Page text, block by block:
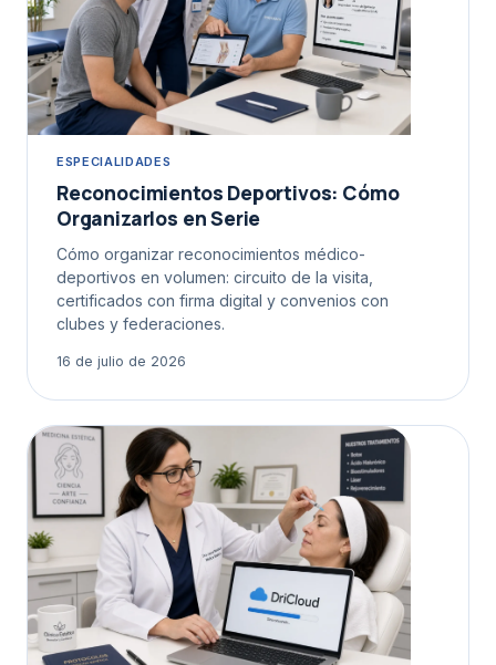
ESPECIALIDADES
Reconocimientos Deportivos: Cómo
Organizarlos en Serie
Cómo organizar reconocimientos médico-
deportivos en volumen: circuito de la visita,
certificados con firma digital y convenios con
clubes y federaciones.
16 de julio de 2026